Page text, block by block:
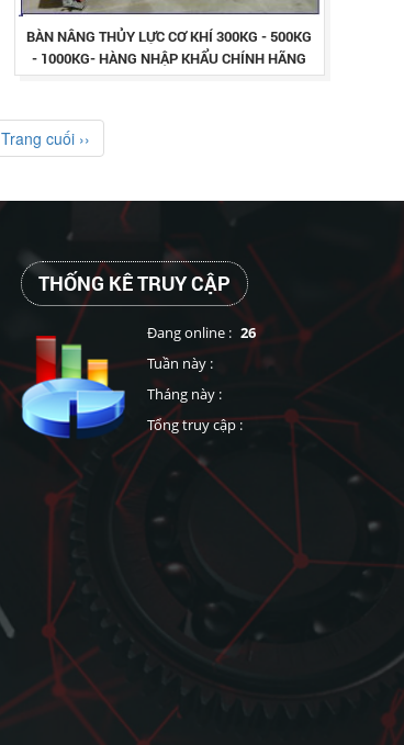
BÀN NÂNG THỦY LỰC CƠ KHÍ 300KG - 500KG
- 1000KG- HÀNG NHẬP KHẨU CHÍNH HÃNG
GIÁ TÔT
Trang cuối ››
THỐNG KÊ TRUY CẬP
Đang online : 26
Tuần này :
Tháng này :
Tổng truy cập :